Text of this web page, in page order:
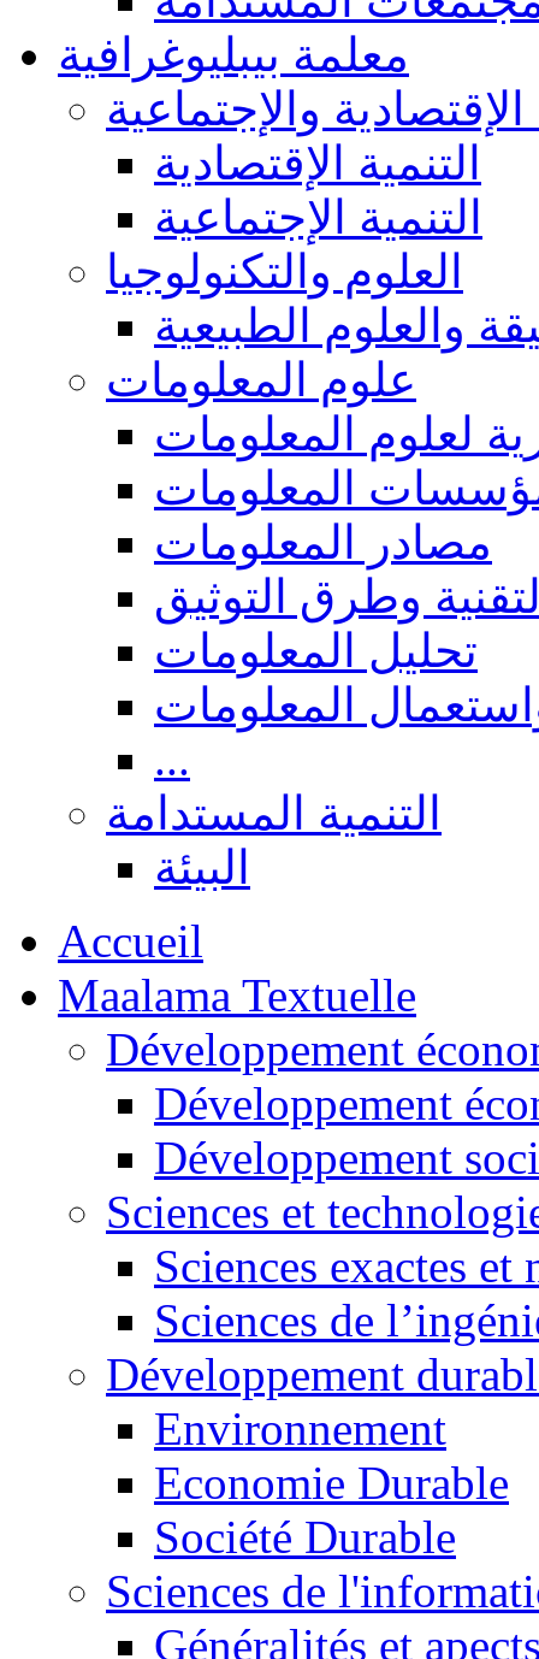
معلمة بيبليوغرافية
الإقتصادية والإجتماعية
التنمية الإقتصادية
التنمية الإجتماعية
العلوم والتكنولوجيا
والعلوم الطبيعية
علوم المعلومات
لعلوم المعلومات
المعلومات
مصادر المعلومات
وطرق التوثيق
تحليل المعلومات
المعلومات
...
التنمية المستدامة
البيئة
Accueil
Maalama Textuelle
Développement
Développement
Développement
Sciences et
Sciences exactes et
Sciences de
Développement
Environnement
Economie Durable
Société Durable
Sciences de
Généralités et